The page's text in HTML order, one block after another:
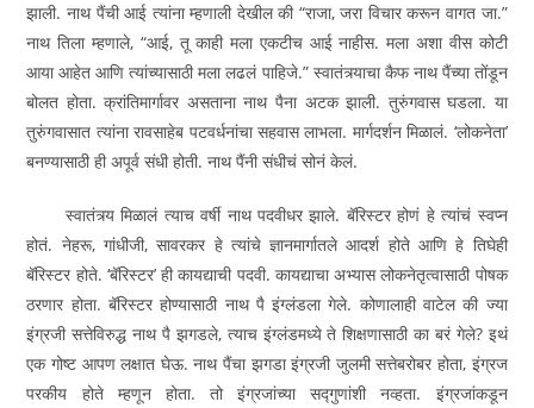
झाली. नाथ पैंची आई त्यांना म्हणाली देखील की “राजा, जरा विचार करून वागत जा.”
नाथ तिला म्हणाले, “आई, तू काही मला एकटीच आई नाहीस. मला अशा वीस कोटी
आया आहेत आणि त्यांच्यासाठी मला लढलं पाहिजे.” स्वातंत्र्याचा कैफ नाथ पैंच्या तोंडून
बोलत होता. क्रांतिमार्गावर असताना नाथ पैना अटक झाली. तुरुंगवास घडला. या
तुरुंगवासात त्यांना रावसाहेब पटवर्धनांचा सहवास लाभला. मार्गदर्शन मिळालं. ‘लोकनेता’
बनण्यासाठी ही अपूर्व संधी होती. नाथ पैंनी संधीचं सोनं केलं.
स्वातंत्र्य मिळालं त्याच वर्षी नाथ पदवीधर झाले. बॅरिस्टर होणं हे त्यांचं स्वप्न
होतं. नेहरू, गांधीजी, सावरकर हे त्यांचे ज्ञानमार्गातले आदर्श होते आणि हे तिघेही
बॅरिस्टर होते. ‘बॅरिस्टर’ ही कायद्याची पदवी. कायद्याचा अभ्यास लोकनेतृत्वासाठी पोषक
ठरणार होता. बॅरिस्टर होण्यासाठी नाथ पै इंग्लंडला गेले. कोणालाही वाटेल की ज्या
इंग्रजी सत्तेविरुद्ध नाथ पै झगडले, त्याच इंग्लंडमध्ये ते शिक्षणासाठी का बरं गेले? इथं
एक गोष्ट आपण लक्षात घेऊ. नाथ पैंचा झगडा इंग्रजी जुलमी सत्तेबरोबर होता, इंग्रज
परकीय होते म्हणून होता. तो इंग्रजांच्या सद्गुणांशी नव्हता. इंग्रजांकडून